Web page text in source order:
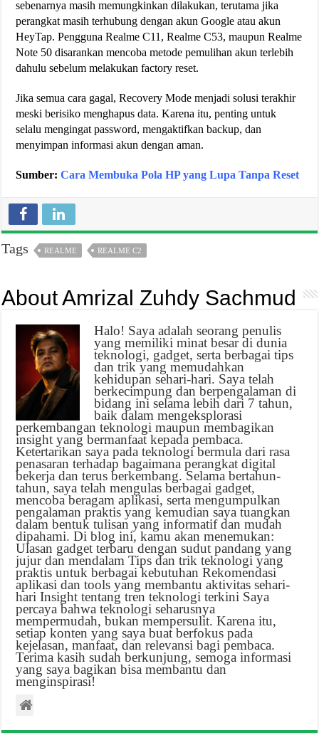
sebenarnya masih memungkinkan dilakukan, terutama jika
perangkat masih terhubung dengan akun Google atau akun
HeyTap. Pengguna Realme C11, Realme C53, maupun Realme
Note 50 disarankan mencoba metode pemulihan akun terlebih
dahulu sebelum melakukan factory reset.
Jika semua cara gagal, Recovery Mode menjadi solusi terakhir
meski berisiko menghapus data. Karena itu, penting untuk
selalu mengingat password, mengaktifkan backup, dan
menyimpan informasi akun dengan aman.
Sumber:Cara Membuka Pola HP yang Lupa Tanpa Reset
Tags REALME REALME C2
About Amrizal Zuhdy Sachmud
Halo! Saya adalah seorang penulis
yang memiliki minat besar di dunia
teknologi, gadget, serta berbagai tips
dan trik yang memudahkan
kehidupan sehari-hari. Saya telah
berkecimpung dan berpengalaman di
bidang ini selama lebih dari 7 tahun,
baik dalam mengeksplorasi
perkembangan teknologi maupun membagikan
insight yang bermanfaat kepada pembaca.
Ketertarikan saya pada teknologi bermula dari rasa
penasaran terhadap bagaimana perangkat digital
bekerja dan terus berkembang. Selama bertahun-
tahun, saya telah mengulas berbagai gadget,
mencoba beragam aplikasi, serta mengumpulkan
pengalaman praktis yang kemudian saya tuangkan
dalam bentuk tulisan yang informatif dan mudah
dipahami. Di blog ini, kamu akan menemukan:
Ulasan gadget terbaru dengan sudut pandang yang
jujur dan mendalam Tips dan trik teknologi yang
praktis untuk berbagai kebutuhan Rekomendasi
aplikasi dan tools yang membantu aktivitas sehari-
hari Insight tentang tren teknologi terkini Saya
percaya bahwa teknologi seharusnya
mempermudah, bukan mempersulit. Karena itu,
setiap konten yang saya buat berfokus pada
kejelasan, manfaat, dan relevansi bagi pembaca.
Terima kasih sudah berkunjung, semoga informasi
yang saya bagikan bisa membantu dan
menginspirasi!